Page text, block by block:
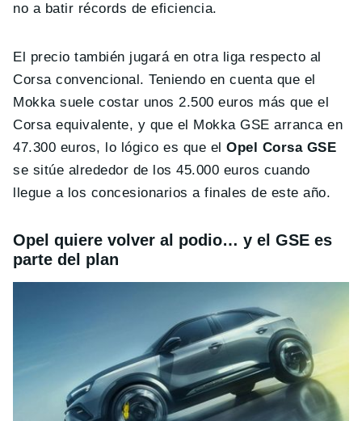
no a batir récords de eficiencia.
El precio también jugará en otra liga respecto al
Corsa convencional. Teniendo en cuenta que el
Mokka suele costar unos 2.500 euros más que el
Corsa equivalente, y que el Mokka GSE arranca en
47.300 euros, lo lógico es que elOpel Corsa GSE
se sitúe alrededor de los 45.000 euros cuando
llegue a los concesionarios a finales de este año.
Opel quiere volver al podio… y el GSE es
parte del plan